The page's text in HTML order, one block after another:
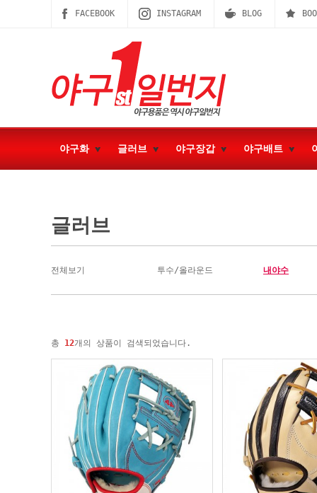
FACEBOOK INSTAGRAM BLOG
야구화 글러브 야구장갑 야구배트
글러브
전체보기 투수/올라운드 내야수
총 12개의 상품이 검색되었습니다.